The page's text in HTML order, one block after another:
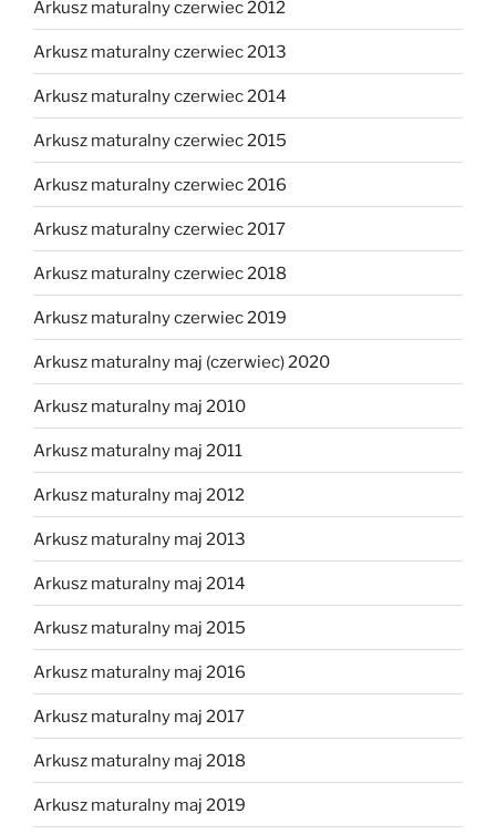
Arkusz maturalny czerwiec 2012
Arkusz maturalny czerwiec 2013
Arkusz maturalny czerwiec 2014
Arkusz maturalny czerwiec 2015
Arkusz maturalny czerwiec 2016
Arkusz maturalny czerwiec 2017
Arkusz maturalny czerwiec 2018
Arkusz maturalny czerwiec 2019
Arkusz maturalny maj (czerwiec) 2020
Arkusz maturalny maj 2010
Arkusz maturalny maj 2011
Arkusz maturalny maj 2012
Arkusz maturalny maj 2013
Arkusz maturalny maj 2014
Arkusz maturalny maj 2015
Arkusz maturalny maj 2016
Arkusz maturalny maj 2017
Arkusz maturalny maj 2018
Arkusz maturalny maj 2019